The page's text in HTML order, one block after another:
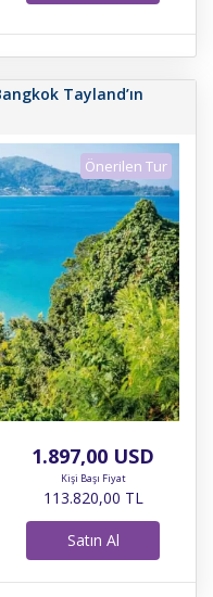
Tayland’ın
Önerilen Tur
1.897,00 USD
Kişi Başı Fiyat
113.820,00 TL
Satın Al